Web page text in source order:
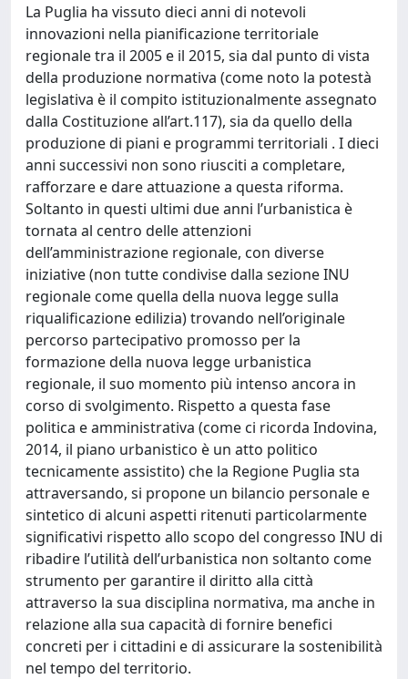
La Puglia ha vissuto dieci anni di notevoli
innovazioni nella pianificazione territoriale
regionale tra il 2005 e il 2015, sia dal punto di vista
della produzione normativa (come noto la potestà
legislativa è il compito istituzionalmente assegnato
dalla Costituzione all’art.117), sia da quello della
produzione di piani e programmi territoriali . I dieci
anni successivi non sono riusciti a completare,
rafforzare e dare attuazione a questa riforma.
Soltanto in questi ultimi due anni l’urbanistica è
tornata al centro delle attenzioni
dell’amministrazione regionale, con diverse
iniziative (non tutte condivise dalla sezione INU
regionale come quella della nuova legge sulla
riqualificazione edilizia) trovando nell’originale
percorso partecipativo promosso per la
formazione della nuova legge urbanistica
regionale, il suo momento più intenso ancora in
corso di svolgimento. Rispetto a questa fase
politica e amministrativa (come ci ricorda Indovina,
2014, il piano urbanistico è un atto politico
tecnicamente assistito) che la Regione Puglia sta
attraversando, si propone un bilancio personale e
sintetico di alcuni aspetti ritenuti particolarmente
significativi rispetto allo scopo del congresso INU di
ribadire l’utilità dell’urbanistica non soltanto come
strumento per garantire il diritto alla città
attraverso la sua disciplina normativa, ma anche in
relazione alla sua capacità di fornire benefici
concreti per i cittadini e di assicurare la sostenibilità
nel tempo del territorio.